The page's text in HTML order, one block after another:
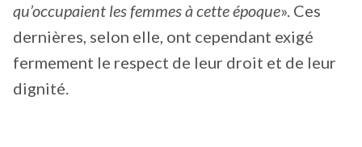
qu’occupaient les femmes à cette époque». Ces
dernières, selon elle, ont cependant exigé
fermement le respect de leur droit et de leur
dignité.